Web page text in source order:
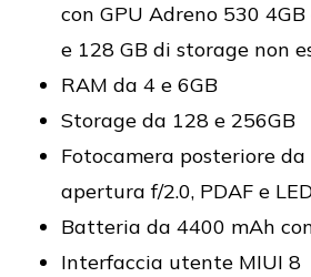
con GPU Adreno 530
e 128 GB di storage non
RAM da 4 e 6GB
Storage da 128 e 256GB
Fotocamera posteriore
apertura f/2.0, PDAF e
Batteria da 4400 mAh
Interfaccia utente MIUI 8